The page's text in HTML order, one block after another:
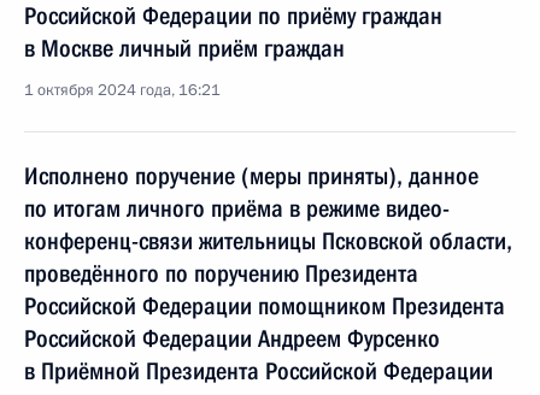
Российской Федерации по приёму граждан
в Москве личный приём граждан
1 октября 2024 года, 16:21
Исполнено поручение (меры приняты), данное
по итогам личного приёма в режиме видео-
конференц-связи жительницы Псковской области,
проведённого по поручению Президента
Российской Федерации помощником Президента
Российской Федерации Андреем Фурсенко
в Приёмной Президента Российской Федерации